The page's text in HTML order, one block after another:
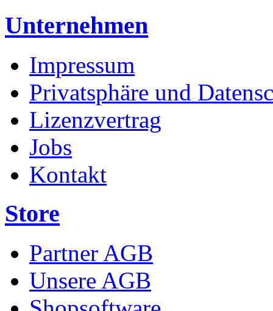
Unternehmen
Impressum
Privatsphäre und
Lizenzvertrag
Jobs
Kontakt
Store
Partner AGB
Unsere AGB